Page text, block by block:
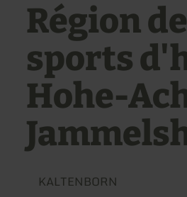
Région de
sports
Hohe-
KALTENBORN